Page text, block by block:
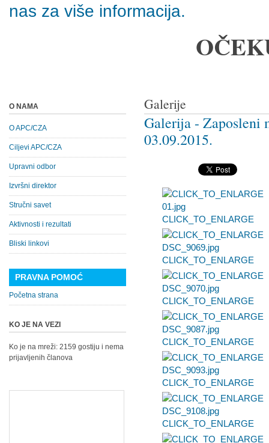
nas za više informacija.
Galerije
Galerija - Zaposleni
03.09.2015.
CLICK_TO_ENLARGE
CLICK_TO_ENLARGE
CLICK_TO_ENLARGE
CLICK_TO_ENLARGE
CLICK_TO_ENLARGE
CLICK_TO_ENLARGE
O NAMA
O APC/CZA
Ciljevi APC/CZA
Upravni odbor
Izvršni direktor
Stručni savet
Aktivnosti i rezultati
Bliski linkovi
PRAVNA POMOĆ
Početna strana
KO JE NA VEZI
Ko je na mreži: 2159 gostiju i nema
prijavljenih članova